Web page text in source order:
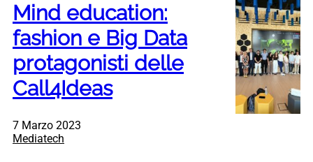
Mind education:
fashion e Big Data
protagonisti delle
Call4Ideas
7 Marzo 2023
Mediatech